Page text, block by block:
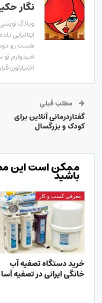
نگار
وبلاگ
ایتالیایی
هست رو
امیدوارم
اختیارتون
مطلب قبلی
گفتاردرمانی آنلاین برای
کودک و بزرگسال
ممکن است این
باشید
معرفی کسب و کار
خرید دستگاه تصفیه آب
خانگی ایرانی در تصفیه آسا